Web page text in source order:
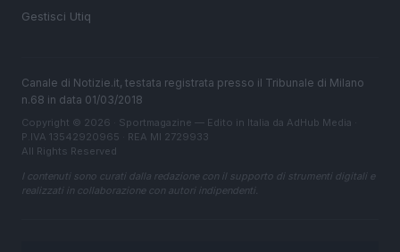
Gestisci Utiq
Canale di Notizie.it, testata registrata presso il Tribunale di Milano
n.68 in data 01/03/2018
Copyright © 2026 · Sportmagazine — Edito in Italia da AdHub Media
P.IVA 13542920965 · REA MI 2729933
All Rights Reserved
I contenuti sono curati dalla redazione con il supporto di strumenti digitali e
realizzati in collaborazione con autori indipendenti.